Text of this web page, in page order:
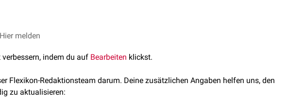
Befund und klinischem Verdacht auf Polycythaemia vera sollte zusätzlich eine
12-Mutationen
charakteristisch für
eine zentrale Rolle in der Diagnostik und Klassifikation dieser Erkrankungen.
Mutation hat prognostische Bedeutung und ist Voraussetzung für den Einsatz von
myeloproliferativen Neoplasien.
Hier melden
indem du auf Bearbeiten klickst.
Flexikon-Redaktionsteam darum. Deine zusätzlichen Angaben helfen uns, den
zu aktualisieren: